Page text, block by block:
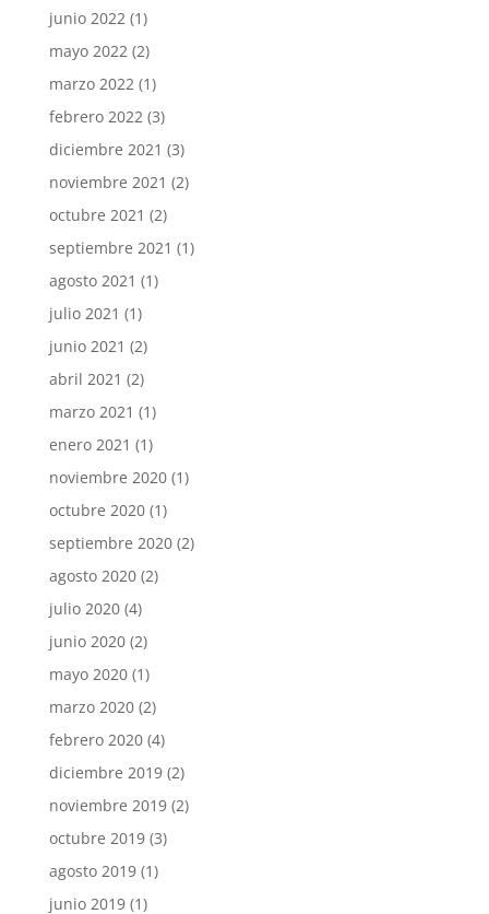
junio 2022 (1)
mayo 2022 (2)
marzo 2022 (1)
febrero 2022 (3)
diciembre 2021 (3)
noviembre 2021 (2)
octubre 2021 (2)
septiembre 2021 (1)
agosto 2021 (1)
julio 2021 (1)
junio 2021 (2)
abril 2021 (2)
marzo 2021 (1)
enero 2021 (1)
noviembre 2020(1)
octubre 2020(1)
septiembre 2020(2)
agosto 2020(2)
julio 2020(4)
junio 2020(2)
mayo 2020(1)
marzo 2020(2)
febrero 2020(4)
diciembre 2019(2)
noviembre 2019(2)
octubre 2019(3)
agosto 2019(1)
junio 2019(1)